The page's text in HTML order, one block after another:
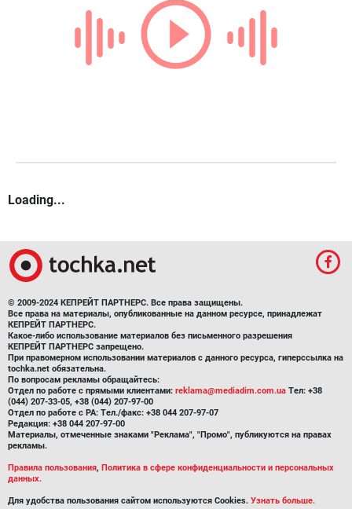
Loading...
© 2009-2024 КЕПРЕЙТ ПАРТНЕРС. Все права защищены.
Все права на материалы, опубликованные на данном ресурсе, принадлежат
КЕПРЕЙТ ПАРТНЕРС.
Какое-либо использование материалов без письменного разрешения
КЕПРЕЙТ ПАРТНЕРС запрещено.
При правомерном использовании материалов с данного ресурса, гиперссылка на
tochka.net обязательна.
По вопросам рекламы обращайтесь:
Отдел по работе с прямыми клиентами: reklama@mediadim.com.ua Тел: +38
(044) 207-33-05, +38 (044) 207-97-00
Отдел по работе с РА: Тел./факс: +38 044 207-97-07
Редакция: +38 044 207-97-00
Материалы, отмеченные знаками "Реклама", "Промо", публикуются на правах
рекламы.
Правила пользования, Политика в сфере конфиденциальности и персональных
данных.
Для удобства пользования сайтом используются Cookies. Узнать больше.